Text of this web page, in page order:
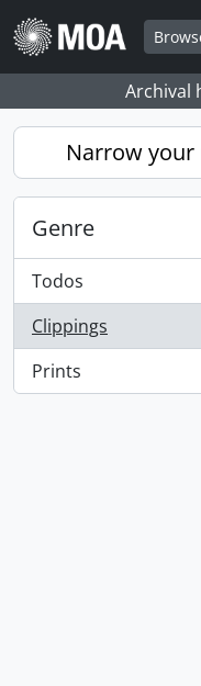
Skip to main content
Archival
Narrow your
Genre
Todos
Clippings
, 1 resultados
Prints
, 1 resultados